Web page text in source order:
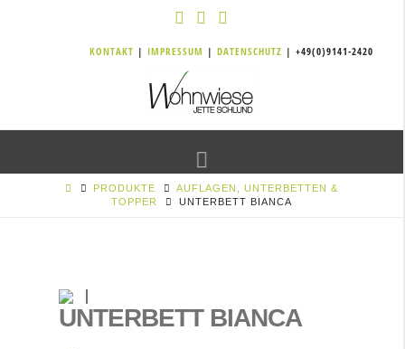
KONTAKT | IMPRESSUM | DATENSCHUTZ | +49(0)9141-2420
PRODUKTE
AUFLAGEN, UNTERBETTEN &
TOPPER
UNTERBETT BIANCA
UNTERBETT BIANCA